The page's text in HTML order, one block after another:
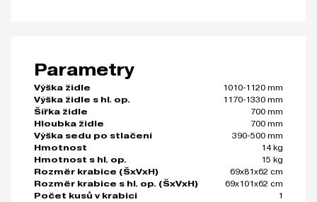
Parametry
Výška židle
1010-1120 mm
Výška židle s hl. op.
1170-1330 mm
Šířka židle
700 mm
Hloubka židle
700 mm
Výška sedu po stlačení
390-500 mm
Hmotnost
14 kg
Hmotnost s hl. op.
15 kg
Rozměr krabice (ŠxVxH)
69x81x62 cm
Rozměr krabice s hl. op. (ŠxVxH)
69x101x62 cm
Počet kusů v krabici
1